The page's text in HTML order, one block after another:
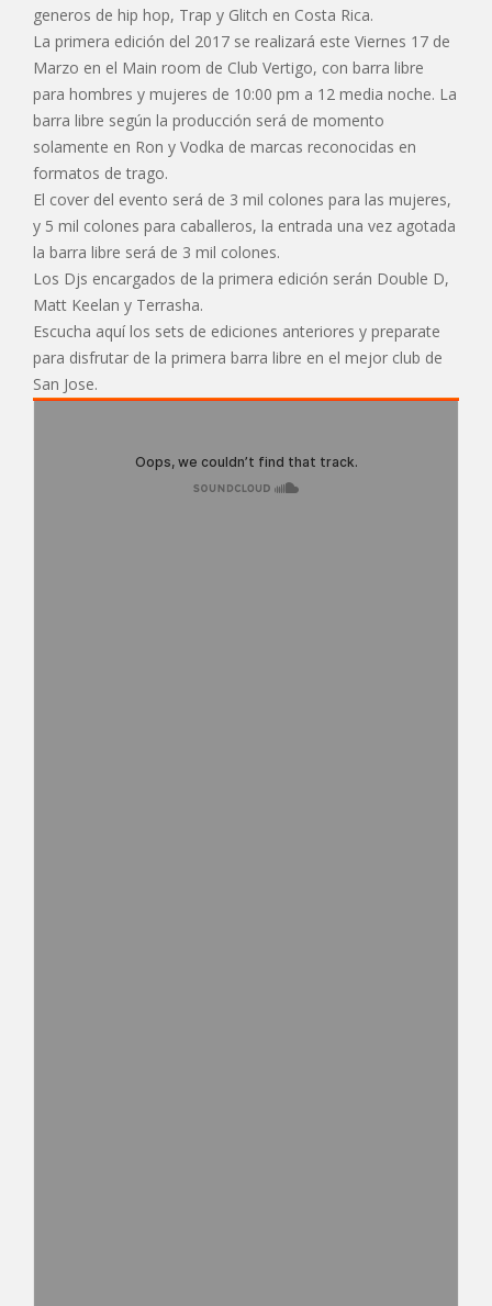
generos de hip hop, Trap y Glitch en Costa Rica.
La primera edición del 2017 se realizará este Viernes 17 de
Marzo en el Main room de Club Vertigo, con barra libre
para hombres y mujeres de 10:00 pm a 12 media noche. La
barra libre según la producción será de momento
solamente en Ron y Vodka de marcas reconocidas en
formatos de trago.
El cover del evento será de 3 mil colones para las mujeres,
y 5 mil colones para caballeros, la entrada una vez agotada
la barra libre será de 3 mil colones.
Los Djs encargados de la primera edición serán Double D,
Matt Keelan y Terrasha.
Escucha aquí los sets de ediciones anteriores y preparate
para disfrutar de la primera barra libre en el mejor club de
San Jose.